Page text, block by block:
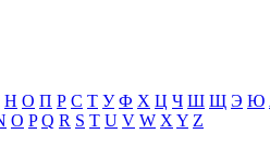
Н О П Р С Т У Ф Х Ц Ч Ш Щ Э Ю
O P Q R S T U V W X Y Z